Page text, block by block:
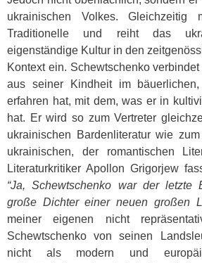
ukrainischen Volkes. Gleichzeitig
Traditionelle und reiht das
eigenständige Kultur in den
Kontext ein. Schewtschenko
aus seiner Kindheit im
erfahren hat, mit dem, was er in
hat. Er wird so zum Vertreter
ukrainischen Bardenliteratur wie
ukrainischen, der romantischen
Literaturkritiker Apollon Grigorjew
“Ja, Schewtschenko war der letzte
große Dichter einer neuen großen
meiner eigenen nicht
Schewtschenko von seinen
nicht als modern und